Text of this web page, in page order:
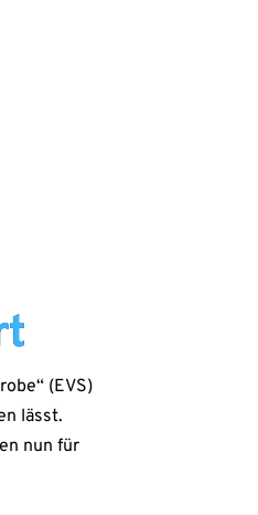
(EVS)
lässt.
nun für